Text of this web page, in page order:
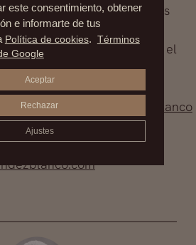
y en su país tienen precios
será un lugar de elección
y competitividad en el
clinicasfernandezblanco
contacta con nosotros a
este consentimiento, obtener
e informarte de tus
Política de cookies. Términos
Google
Aceptar
Rechazar
Ajustes